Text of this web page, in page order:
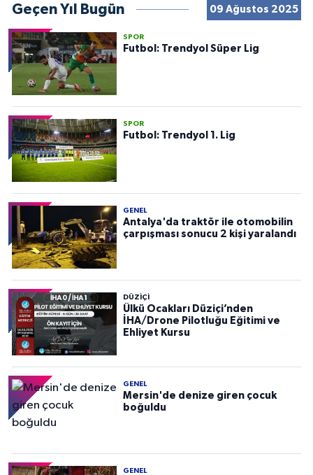
Geçen Yıl Bugün 09 Ağustos 2025
SPOR
Futbol: Trendyol Süper Lig
SPOR
Futbol: Trendyol 1. Lig
GENEL
Antalya'da traktör ile otomobilin
çarpışması sonucu 2 kişi yaralandı
DÜZIÇI
Ülkü Ocakları Düziçi’nden
İHA/Drone Pilotluğu Eğitimi ve
Ehliyet Kursu
GENEL
Mersin'de denize giren çocuk
boğuldu
GENEL